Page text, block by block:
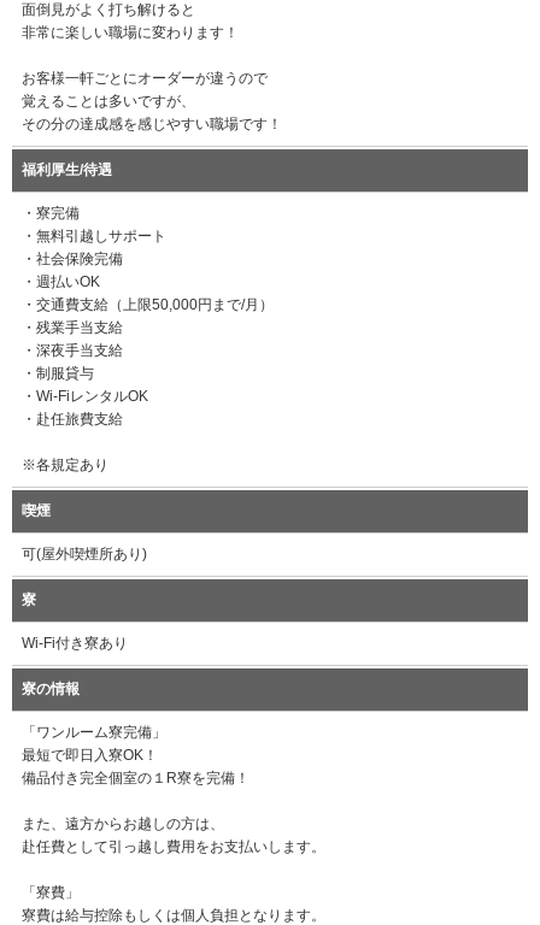
面倒見がよく打ち解けると
非常に楽しい職場に変わります！
お客様一軒ごとにオーダーが違うので
覚えることは多いですが、
その分の達成感を感じやすい職場です！
福利厚生/待遇
・寮完備
・無料引越しサポート
・社会保険完備
・週払いOK
・交通費支給（上限50,000円まで/月）
・残業手当支給
・深夜手当支給
・制服貸与
・Wi-FiレンタルOK
・赴任旅費支給
※各規定あり
喫煙
可(屋外喫煙所あり)
寮
Wi-Fi付き寮あり
寮の情報
「ワンルーム寮完備」
最短で即日入寮OK！
備品付き完全個室の１R寮を完備！
また、遠方からお越しの方は、
赴任費として引っ越し費用をお支払いします。
「寮費」
寮費は給与控除もしくは個人負担となります。